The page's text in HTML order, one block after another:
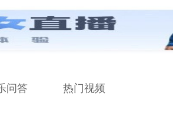
问答 热门视频